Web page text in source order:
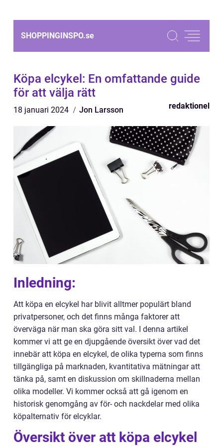
SHOPPINGINSPO.se
Köpa elcykel: En omfattande guide
för att välja rätt
18 januari 2024 Jon Larsson redaktionel
Inledning:
Att köpa en elcykel har blivit alltmer populärt bland
privatpersoner, och det finns många faktorer att
överväga när man ska göra sitt val. I denna artikel
kommer vi att ge en djupgående översikt över vad det
innebär att köpa en elcykel, de olika typerna som finns
tillgängliga på marknaden, kvantitativa mätningar att
tänka på, samt en diskussion om skillnaderna mellan
olika modeller. Vi kommer också att gå igenom en
historisk genomgång av för- och nackdelar med olika
köpalternativ för elcyklar.
Översikt över att köpa elcykel